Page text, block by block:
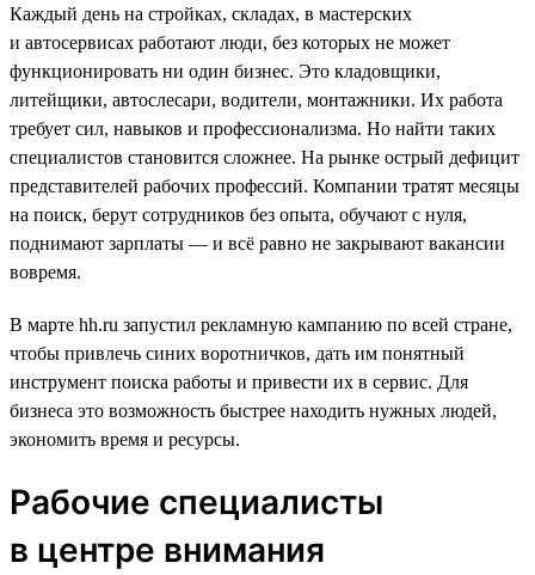
Каждый день на стройках, складах, в мастерских
и автосервисах работают люди, без которых не может
функционировать ни один бизнес. Это кладовщики,
литейщики, автослесари, водители, монтажники. Их работа
требует сил, навыков и профессионализма. Но найти таких
специалистов становится сложнее. На рынке острый дефицит
представителей рабочих профессий. Компании тратят месяцы
на поиск, берут сотрудников без опыта, обучают с нуля,
поднимают зарплаты — и всё равно не закрывают вакансии
вовремя.
В марте hh.ru запустил рекламную кампанию по всей стране,
чтобы привлечь синих воротничков, дать им понятный
инструмент поиска работы и привести их в сервис. Для
бизнеса это возможность быстрее находить нужных людей,
экономить время и ресурсы.
Рабочие специалисты
в центре внимания